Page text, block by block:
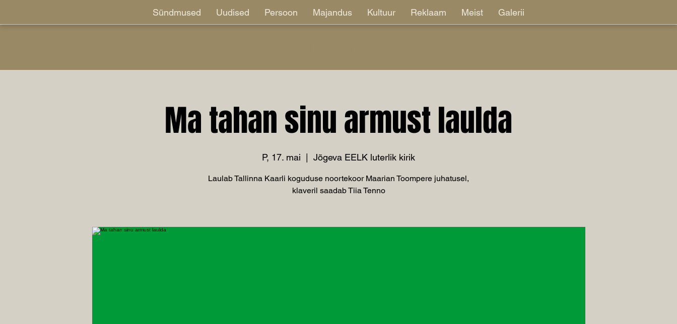
Sündmused Uudised Persoon Majandus Kultuur Reklaam Meist Galerii
Ma tahan sinu armust laulda
P, 17. mai Jõgeva EELK luterlik kirik
Laulab Tallinna Kaarli koguduse noortekoor Maarian Toompere juhatusel,
klaveril saadab Tiia Tenno